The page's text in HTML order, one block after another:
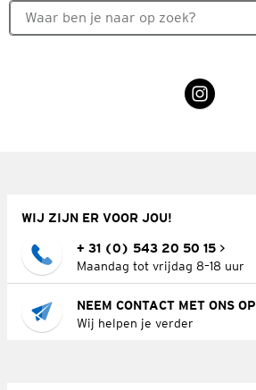
WIJ ZIJN ER VOOR JOU!
+ 31 (0) 543 20 50 15
Maandag tot vrijdag 8–18 uur
NEEM CONTACT MET ONS OP
Wij helpen je verder